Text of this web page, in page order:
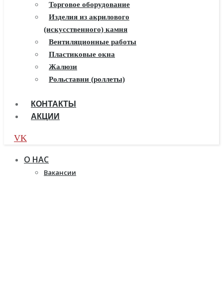
Балконы ПВХ
Пластиковые окна
Жалюзи
Рулонные шторы
Торговое оборудование
Изделия из акрилового
(искусственного) камня
Вентиляционные работы
Пластиковые окна
Жалюзи
Рольставни (роллеты)
КОНТАКТЫ
АКЦИИ
VK
О НАС
Вакансии